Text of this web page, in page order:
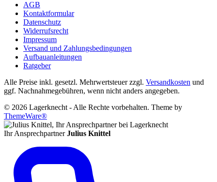
AGB
Kontaktformular
Datenschutz
Widerrufsrecht
Impressum
Versand und Zahlungsbedingungen
Aufbauanleitungen
Ratgeber
Alle Preise inkl. gesetzl. Mehrwertsteuer zzgl. Versandkosten und
ggf. Nachnahmegebühren, wenn nicht anders angegeben.
© 2026 Lagerknecht - Alle Rechte vorbehalten. Theme by
ThemeWare®
Ihr Ansprechpartner Julius Knittel